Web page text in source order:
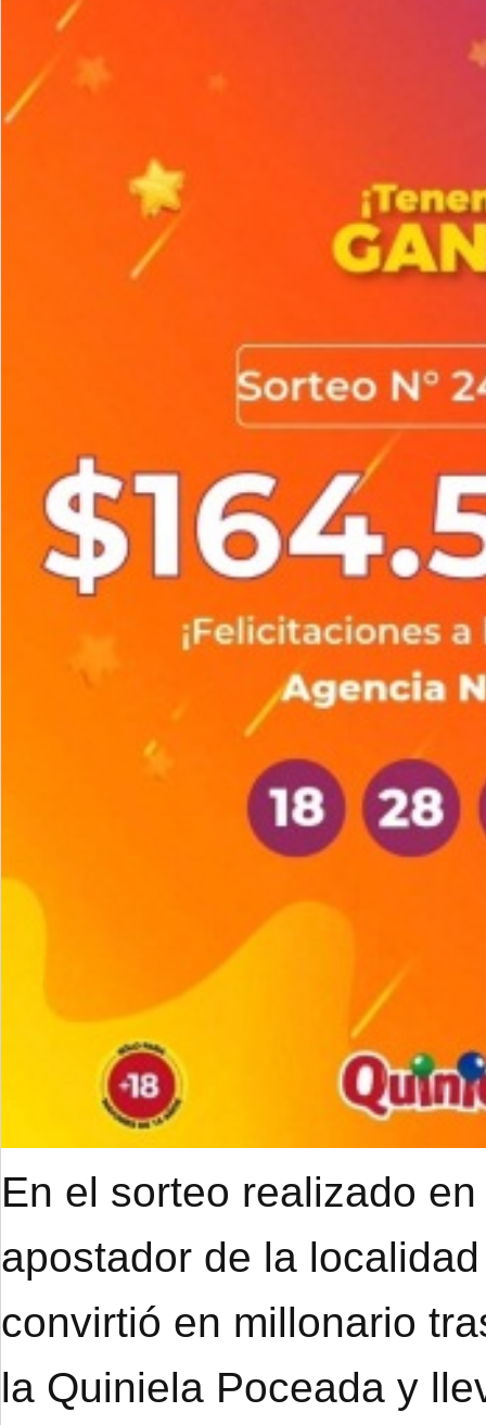
En el sorteo realizado
apostador de la
convirtió en millonario
la Quiniela Poceada y